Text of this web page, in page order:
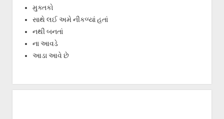
મુક્તકો
સાથે લઈ અમે નીકળ્યાં હતાં
નથી બનતાં
ના આવડે
આડા આવે છે